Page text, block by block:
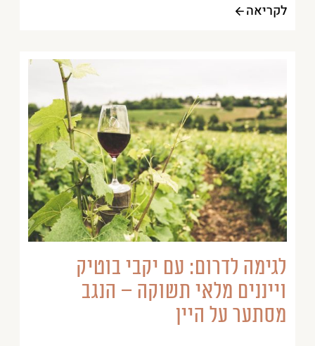
לקריאה
לגימה לדרום: עם יקבי בוטיק
וייננים מלאי תשוקה – הנגב
מסתער על היין